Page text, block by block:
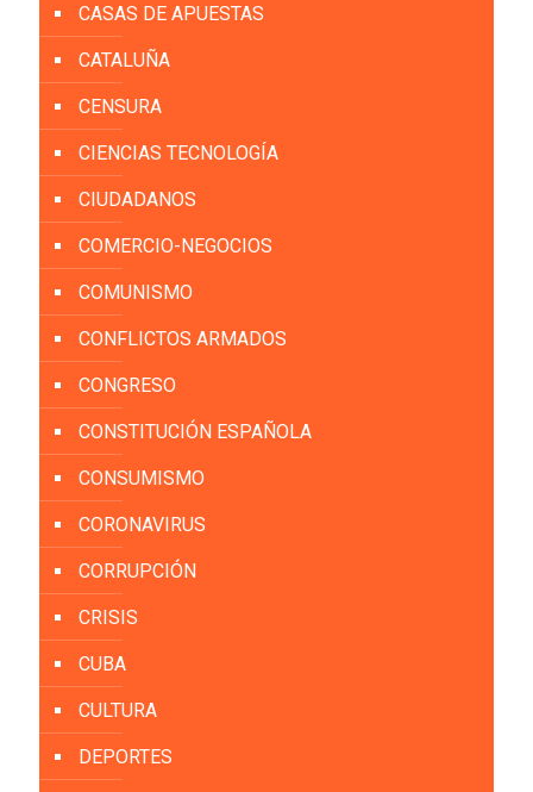
CASAS DE APUESTAS
CATALUÑA
CENSURA
CIENCIAS TECNOLOGÍA
CIUDADANOS
COMERCIO-NEGOCIOS
COMUNISMO
CONFLICTOS ARMADOS
CONGRESO
CONSTITUCIÓN ESPAÑOLA
CONSUMISMO
CORONAVIRUS
CORRUPCIÓN
CRISIS
CUBA
CULTURA
DEPORTES